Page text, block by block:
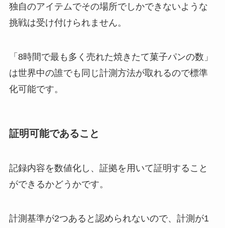
独自のアイテムでその場所でしかできないような
挑戦は受け付けられません。
「8時間で最も多く売れた焼きたて菓子パンの数」
は世界中の誰でも同じ計測方法が取れるので標準
化可能です。
証明可能であること
記録内容を数値化し、証拠を用いて証明すること
ができるかどうかです。
計測基準が2つあると認められないので、計測が1